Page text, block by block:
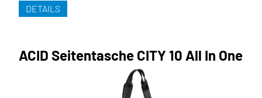
DETAILS
ACID Seitentasche CITY 10 All In One